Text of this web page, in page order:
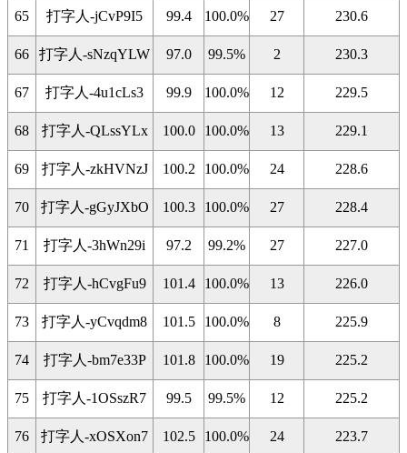
65 打字人-jCvP9I5 99.4 100.0% 27 230.6
66 打字人-sNzqYLW 97.0 99.5% 2 230.3
67 打字人-4u1cLs3 99.9 100.0% 12 229.5
68 打字人-QLssYLx 100.0 100.0% 13 229.1
69 打字人-zkHVNzJ 100.2 100.0% 24 228.6
70 打字人-gGyJXbO 100.3 100.0% 27 228.4
71 打字人-3hWn29i 97.2 99.2% 27 227.0
72 打字人-hCvgFu9 101.4 100.0% 13 226.0
73 打字人-yCvqdm8 101.5 100.0% 8 225.9
74 打字人-bm7e33P 101.8 100.0% 19 225.2
75 打字人-1OSszR7 99.5 99.5% 12 225.2
76 打字人-xOSXon7 102.5 100.0% 24 223.7